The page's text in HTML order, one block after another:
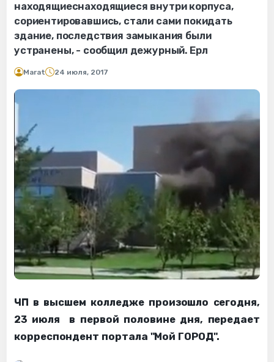
находящиеснаходящиеся внутри корпуса,
сориентировавшись, стали сами покидать
здание, последствия замыкания были
устранены, - сообщил дежурный. Ерл
Marat 24 июля, 2017
ЧП в высшем колледже произошло сегодня,
23 июля в первой половине дня, передает
корреспондент портала "Мой ГОРОД".